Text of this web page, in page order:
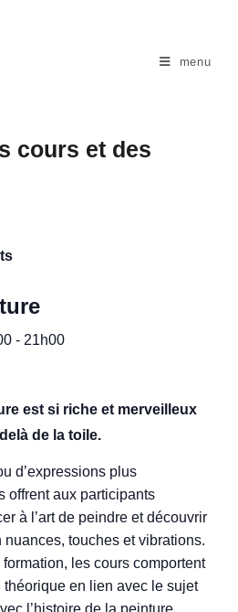
menu
cours et des
- 21h00
est si riche et merveilleux
de la toile.
d’expressions plus
offrent aux participants
à l’art de peindre et découvrir
touches et vibrations.
les cours comportent
en lien avec le sujet
l’histoire de la peinture.